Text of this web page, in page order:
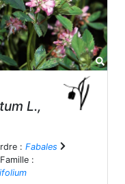
L.,
: Fabales
: